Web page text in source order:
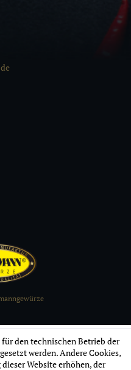
den technischen Betrieb der
werden. Andere Cookies,
Website erhöhen, der